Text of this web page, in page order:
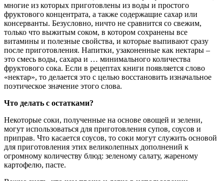
многие из которых приготовлены из воды и простого
фруктового концентрата, а также содержащие сахар или
консерванты. Безусловно, ничто не сравнится со свежим,
только что выжитым соком, в котором сохранены все
витамины и полезные свойства, и которые выпивают сразу
после приготовления. Напитки, узаконенные как нектары –
это смесь воды, сахара и … минимального количества
фруктового сока. Если в рецептах книги появляется слово
«нектар», то делается это с целью восстановить изначальное
поэтическое значение этого слова.
Что делать с остатками?
Некоторые соки, полученные на основе овощей и зелени,
могут использоваться для приготовления супов, соусов и
приправ. Что касается соусов, то соки могут служить основой
для приготовления этих великолепных дополнений к
огромному количеству блюд: зеленому салату, жареному
картофелю, пасте.